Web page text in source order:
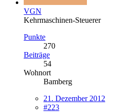
VGN
Kehrmaschinen-Steuerer
Punkte
270
Beiträge
54
Wohnort
Bamberg
21. Dezember 2012
#223